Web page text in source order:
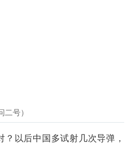
号）
以后中国多试射几次导弹，